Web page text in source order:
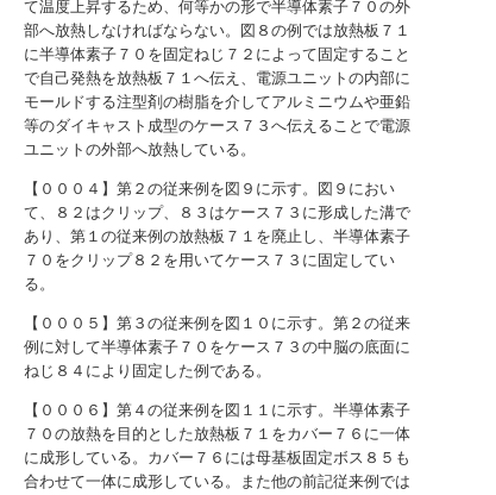
て温度上昇するため、何等かの形で半導体素子７０の外
部へ放熱しなければならない。図８の例では放熱板７１
に半導体素子７０を固定ねじ７２によって固定すること
で自己発熱を放熱板７１へ伝え、電源ユニットの内部に
モールドする注型剤の樹脂を介してアルミニウムや亜鉛
等のダイキャスト成型のケース７３へ伝えることで電源
ユニットの外部へ放熱している。
【０００４】第２の従来例を図９に示す。図９におい
て、８２はクリップ、８３はケース７３に形成した溝で
あり、第１の従来例の放熱板７１を廃止し、半導体素子
７０をクリップ８２を用いてケース７３に固定してい
る。
【０００５】第３の従来例を図１０に示す。第２の従来
例に対して半導体素子７０をケース７３の中脳の底面に
ねじ８４により固定した例である。
【０００６】第４の従来例を図１１に示す。半導体素子
７０の放熱を目的とした放熱板７１をカバー７６に一体
に成形している。カバー７６には母基板固定ボス８５も
合わせて一体に成形している。また他の前記従来例では